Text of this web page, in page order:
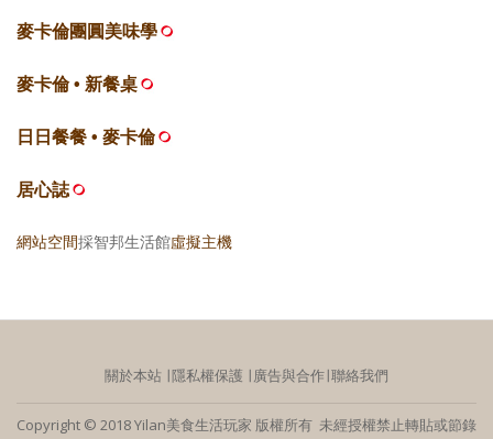
麥卡倫團圓美味學
麥卡倫 • 新餐桌
日日餐餐 • 麥卡倫
居心誌
網站空間採智邦生活館虛擬主機
關於本站 ∣隱私權保護 ∣廣告與合作∣聯絡我們
Copyright © 2018 Yilan美食生活玩家 版權所有 未經授權禁止轉貼或節錄